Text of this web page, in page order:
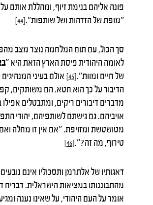
פונה אליהם בנימת זיוף, ומהללת אותם
"מופת של הזדהות ושל שותפות".[44]
סך הכול, עם תום המלחמה נוצר מצב
לאומה היהודית פיסת הארץ הזאת היא "
של חיים ומוות".[45]
אולם בעיני
הדיבור על כך הוא חטא. הם משותקים,
מדברים דיבורים ריקים, ומתבטלים אפילו
אויביהם. גם גישתם לשותפיהם, יהודי
מטושטשת ומזויפת. "אם אין זו מחלה ואם
טירוף, מה זה?".[46]
דאגותיו של אלתרמן ותסכוליו אינם
מהתבוננותו במציאות הישראלית. דברים
אומר על העם היהודי, על שאינו נענה